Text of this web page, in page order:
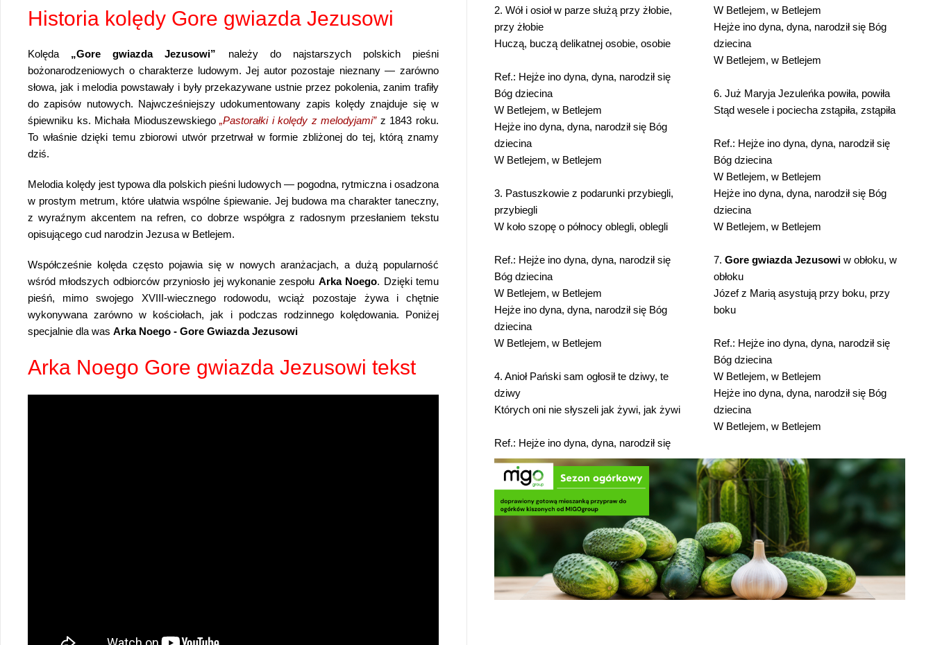
Historia kolędy Gore gwiazda Jezusowi
Kolęda „Gore gwiazda Jezusowi” należy do najstarszych polskich pieśni
bożonarodzeniowych o charakterze ludowym. Jej autor pozostaje nieznany — zarówno
słowa, jak i melodia powstawały i były przekazywane ustnie przez pokolenia, zanim trafiły
do zapisów nutowych. Najwcześniejszy udokumentowany zapis kolędy znajduje się w
śpiewniku ks. Michała Mioduszewskiego„Pastorałki i kolędy z melodyjami”z 1843 roku.
To właśnie dzięki temu zbiorowi utwór przetrwał w formie zbliżonej do tej, którą znamy
dziś.
Melodia kolędy jest typowa dla polskich pieśni ludowych — pogodna, rytmiczna i osadzona
w prostym metrum, które ułatwia wspólne śpiewanie. Jej budowa ma charakter taneczny,
z wyraźnym akcentem na refren, co dobrze współgra z radosnym przesłaniem tekstu
opisującego cud narodzin Jezusa w Betlejem.
Współcześnie kolęda często pojawia się w nowych aranżacjach, a dużą popularność
wśród młodszych odbiorców przyniosło jej wykonanie zespołu Arka Noego. Dzięki temu
pieśń, mimo swojego XVIII-wiecznego rodowodu, wciąż pozostaje żywa i chętnie
wykonywana zarówno w kościołach, jak i podczas rodzinnego kolędowania. Poniżej
specjalnie dla was Arka Noego - Gore Gwiazda Jezusowi
Arka Noego Gore gwiazda Jezusowi tekst
2. Wół i osioł w parze służą przy żłobie,
przy żłobie
Huczą, buczą delikatnej osobie, osobie
Ref.: Hejże ino dyna, dyna, narodził się
Bóg dziecina
W Betlejem, w Betlejem
Hejże ino dyna, dyna, narodził się Bóg
dziecina
W Betlejem, w Betlejem
3. Pastuszkowie z podarunki przybiegli,
przybiegli
W koło szopę o północy oblegli, oblegli
Ref.: Hejże ino dyna, dyna, narodził się
Bóg dziecina
W Betlejem, w Betlejem
Hejże ino dyna, dyna, narodził się Bóg
dziecina
W Betlejem, w Betlejem
4. Anioł Pański sam ogłosił te dziwy, te
dziwy
Których oni nie słyszeli jak żywi, jak żywi
Ref.: Hejże ino dyna, dyna, narodził się
W Betlejem, w Betlejem
Hejże ino dyna, dyna, narodził się Bóg
dziecina
W Betlejem, w Betlejem
6. Już Maryja Jezuleńka powiła, powiła
Stąd wesele i pociecha zstąpiła, zstąpiła
Ref.: Hejże ino dyna, dyna, narodził się
Bóg dziecina
W Betlejem, w Betlejem
Hejże ino dyna, dyna, narodził się Bóg
dziecina
W Betlejem, w Betlejem
7. Gore gwiazda Jezusowi w obłoku, w
obłoku
Józef z Marią asystują przy boku, przy
boku
Ref.: Hejże ino dyna, dyna, narodził się
Bóg dziecina
W Betlejem, w Betlejem
Hejże ino dyna, dyna, narodził się Bóg
dziecina
W Betlejem, w Betlejem